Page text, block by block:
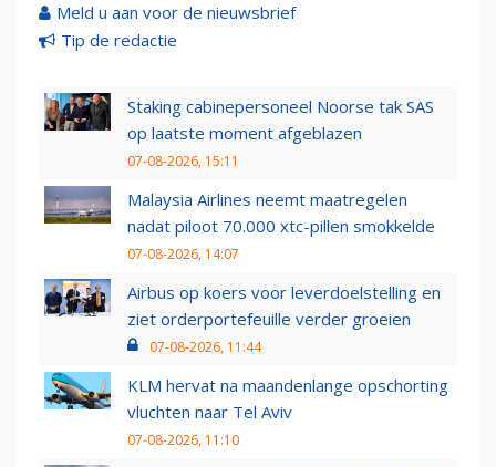
Meld u aan voor de nieuwsbrief
Tip de redactie
Staking cabinepersoneel Noorse tak SAS
op laatste moment afgeblazen
07-08-2026, 15:11
Malaysia Airlines neemt maatregelen
nadat piloot 70.000 xtc-pillen smokkelde
07-08-2026, 14:07
Airbus op koers voor leverdoelstelling en
ziet orderportefeuille verder groeien
07-08-2026, 11:44
KLM hervat na maandenlange opschorting
vluchten naar Tel Aviv
07-08-2026, 11:10